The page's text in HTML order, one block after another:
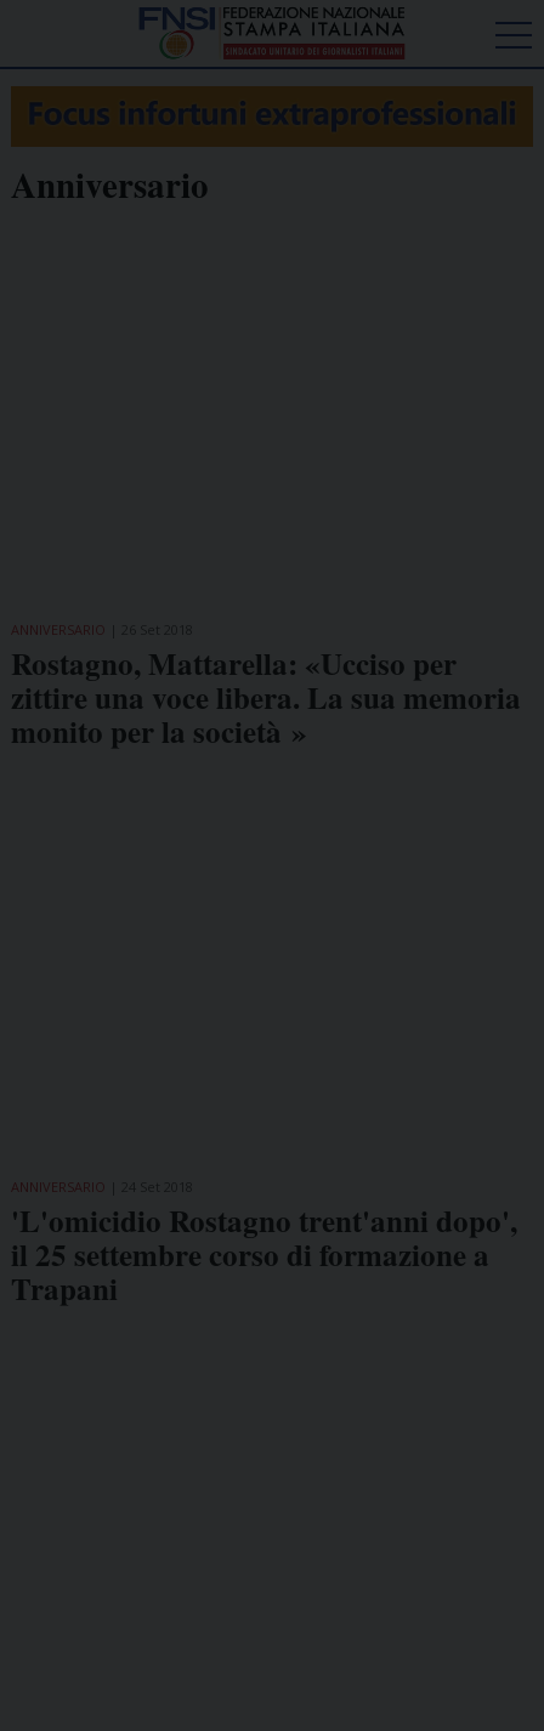
Anniversario
ANNIVERSARIO
Rostagno, Mattarella: «Ucciso per
zittire una voce libera. La sua memoria
monito per la società »
ANNIVERSARIO
'L'omicidio Rostagno trent'anni dopo',
il 25 settembre corso di formazione a
Trapani